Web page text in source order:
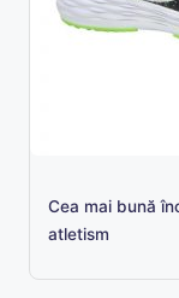
Cea mai bună
atletism